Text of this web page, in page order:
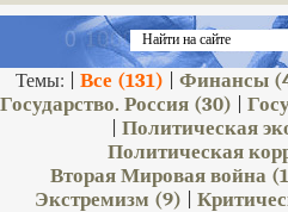
Темы: | Все (131) Финансы
Государство. Россия (30) |
|Политическая
Политическая
Вторая Мировая война
Экстремизм (9) |